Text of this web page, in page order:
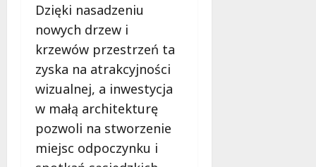
Dzięki nasadzeniu
nowych drzew i
krzewów przestrzeń ta
zyska na atrakcyjności
wizualnej, a inwestycja
w małą architekturę
pozwoli na stworzenie
miejsc odpoczynku i